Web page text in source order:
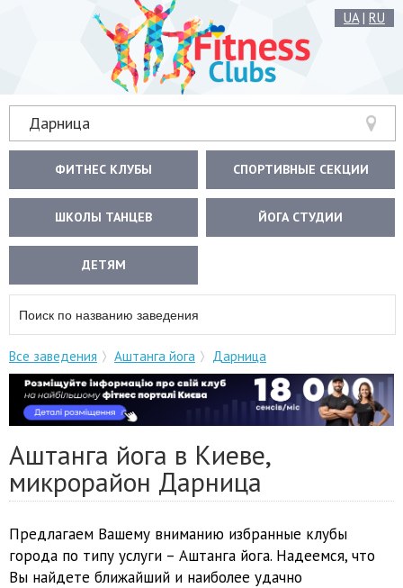
UA| RU
Дарница
ФИТНЕС КЛУБЫ СПОРТИВНЫЕ СЕКЦИИ
ШКОЛЫ ТАНЦЕВ ЙОГА СТУДИИ
ДЕТЯМ
Все заведения Аштанга йога Дарница
Аштанга йога в Киеве,
микрорайон Дарница
Предлагаем Вашему вниманию избранные клубы
города по типу услуги – Аштанга йога. Надеемся, что
Вы найдете ближайший и наиболее удачно